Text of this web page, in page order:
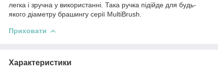
легка і зручна у використанні. Така ручка підійде для будь-
якого діаметру брашингу серії MultiBrush.
Приховати
Характеристики